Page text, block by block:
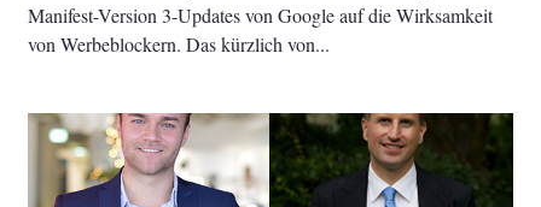
Manifest-Version 3-Updates von Google auf die Wirksamkeit
von Werbeblockern. Das kürzlich von